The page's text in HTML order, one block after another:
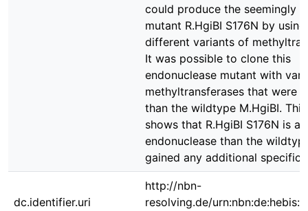
could produce the seemingly
mutant R.HgiBI S176N by
different variants of
It was possible to clone this
endonuclease mutant with
methyltransferases that were
than the wildtype M.HgiBI.
shows that R.HgiBI S176N is a
endonuclease than the
gained any additional
dc.identifier.uri
http://nbn-
resolving.de/